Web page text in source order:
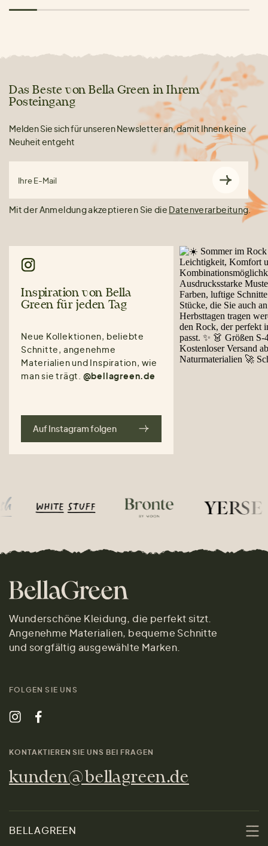
Das Beste von Bella Green in Ihrem
Posteingang
Melden Sie sich für unseren Newsletter an, damit Ihnen keine
Neuheit entgeht
Ihre E-Mail
Mit der Anmeldung akzeptieren Sie die Datenverarbeitung.
Inspiration von Bella
Green für jeden Tag
Neue Kollektionen, beliebte
Schnitte, angenehme
Materialien und Inspiration, wie
man sie trägt. @bellagreen.de
Auf Instagram folgen
Wunderschöne Kleidung, die perfekt sitzt.
Angenehme Materialien, bequeme Schnitte
und sorgfältig ausgewählte Marken.
FOLGEN SIE UNS
KONTAKTIEREN SIE UNS BEI FRAGEN
kunden@bellagreen.de
BELLAGREEN